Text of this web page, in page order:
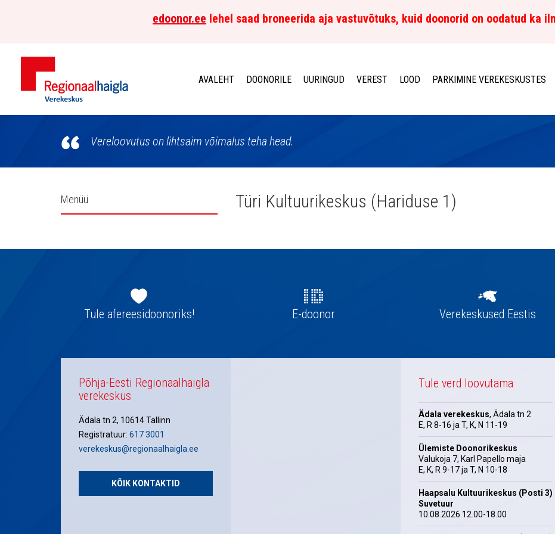
edoonor.ee lehel saad broneerida aja vastuvõtuks, kuid doonorid on oodatud ka
Põhja-
Regionaalhaigla
Verekeskus
AVALEHT DOONORILE UURINGUD VEREST LOOD PARKIMINE VEREKESKUSTES
Vereloovutus on lihtsaim võimalus teha head.
Külgpaani
Menüü Türi Kultuurikeskus (Hariduse 1)
navigatsioonTule afereesidoonoriks! E-doonor Verekeskused Eestis
Põhja-Eesti Regionaalhaigla
verekeskus
Ädala tn 2, 10614 Tallinn
Registratuur: 617 3001
verekeskus@regionaalhaigla.ee
KÕIK KONTAKTID
Tule verd loovutama
Ädala verekeskus, Ädala tn 2
E, R 8-16 ja T, K, N 11-19
Ülemiste Doonorikeskus
Valukoja 7, Karl Papello maja
E, K, R 9-17 ja T, N 10-18
Haapsalu Kultuurikeskus (Posti 3)
Suvetuur
10.08.2026 12.00-18.00